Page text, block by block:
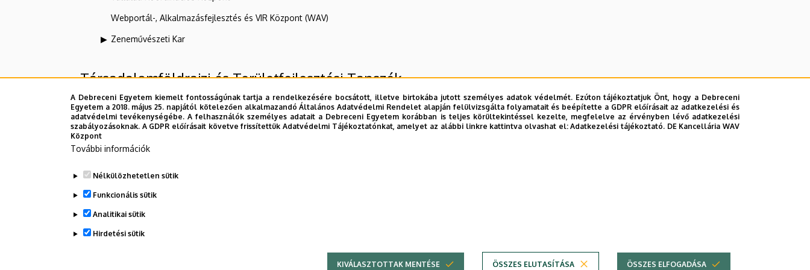
Webportál-, Alkalmazásfejlesztés és VIR Központ (WAV)
Zeneművészeti Kar
Társadalomföldrajzi és Területfejlesztési Tanszék
Felettes szervezeti egységek
Földtudományi Intézet
Dolgozói adatmódosítás igénylése a DE telefonkönyvében
A Debreceni Egyetem kiemelt fontosságúnak tartja a rendelkezésére bocsátott, illetve birtokába jutott személyes adatok védelmét. Ezúton tájékoztatjuk Önt, hogy a Debreceni
Egyetem a 2018. május 25. napjától kötelezően alkalmazandó Általános Adatvédelmi Rendelet alapján felülvizsgálta folyamatait és beépítette a GDPR előírásait az adatkezelési és
adatvédelmi tevékenységébe. A felhasználók személyes adatait a Debreceni Egyetem korábban is teljes körültekintéssel kezelte, megfelelve az érvényben lévő adatkezelési
szabályozásoknak. A GDPR előírásait követve frissítettük Adatvédelmi Tájékoztatónkat, amelyet az alábbi linkre kattintva olvashat el:Adatkezelési tájékoztató. DE Kancellária WAV
Központ
További információk
Nélkülözhetetlen sütik
Funkcionális sütik
Analitikai sütik
Hirdetési sütik
KIVÁLASZTOTTAK MENTÉSE ÖSSZES ELUTASÍTÁSA ÖSSZES ELFOGADÁSA